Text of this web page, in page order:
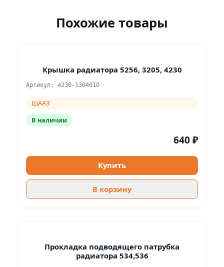
Похожие товары
Крышка радиатора 5256, 3205, 4230
Артикул: 4230-1304010
ШААЗ
В наличии
640 ₽
Купить
В корзину
Прокладка подводящего патрубка
радиатора 534,536